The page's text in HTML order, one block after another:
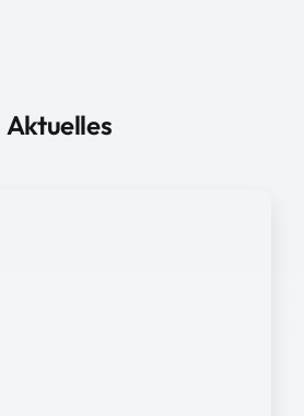
Aktuelles